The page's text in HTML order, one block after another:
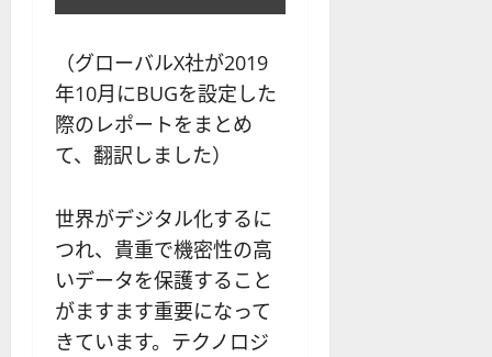
（グローバルX社が2019
年10月にBUGを設定した
際のレポートをまとめ
て、翻訳しました）
世界がデジタル化するに
つれ、貴重で機密性の高
いデータを保護すること
がますます重要になって
きています。テクノロジ